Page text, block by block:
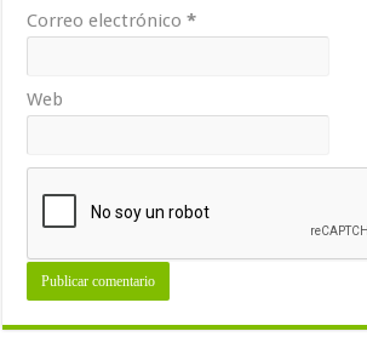
Correo electrónico*
Web